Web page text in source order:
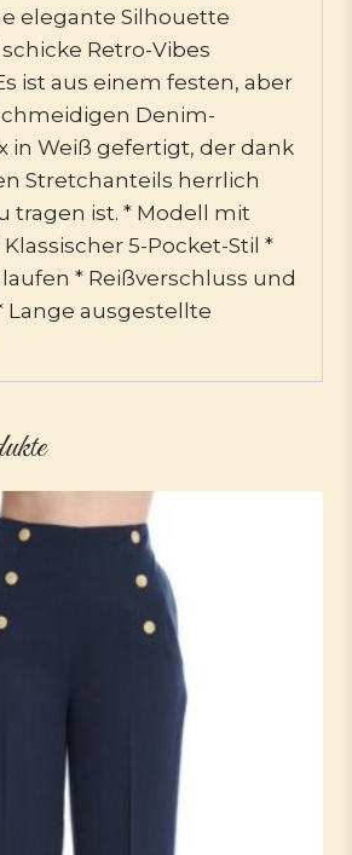
elegante Silhouette
Retro-Vibes
ist aus einem festen, aber
Denim-
in Weiß gefertigt, der dank
Stretchanteils herrlich
tragen ist. * Modell mit
5-Pocket-Stil *
* Reißverschluss und
Lange ausgestellte